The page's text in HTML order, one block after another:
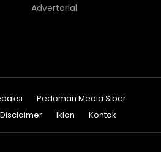
Advertorial
Pedoman Media Siber
Disclaimer Iklan Kontak